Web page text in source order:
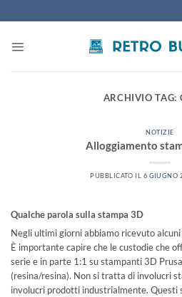
ai
ARCHIVIO TAG:
NOTIZIE
Alloggiamento
PUBBLICATO IL 6 GIUGNO
Qualche parola sulla stampa 3D
Negli ultimi giorni abbiamo ricevuto
È importante capire che le custodie che
serie e in parte 1:1 su stampanti 3D
(resina/resina). Non si tratta di involucri
involucri prodotti industrialmente. Questi